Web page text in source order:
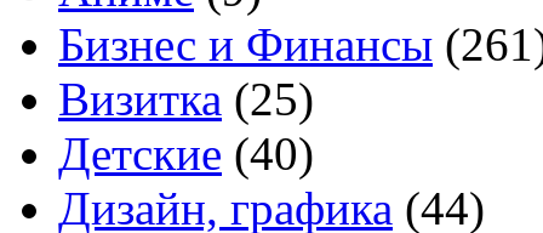
Бизнес и Финансы
Визитка (25)
Детские (40)
Дизайн, графика (44)